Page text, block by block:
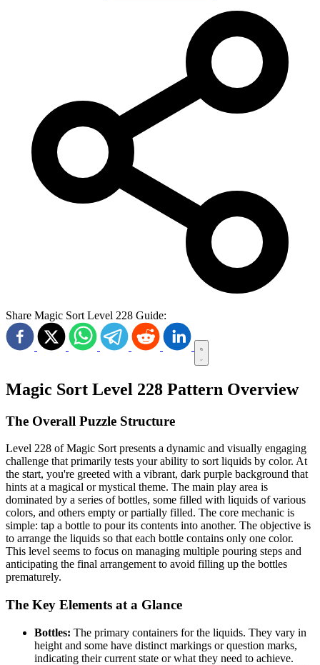
Share Magic Sort Level 228 Guide:
Magic Sort Level 228 Pattern Overview
The Overall Puzzle Structure
Level 228 of Magic Sort presents a dynamic and visually engaging
challenge that primarily tests your ability to sort liquids by color. At
the start, you're greeted with a vibrant, dark purple background that
hints at a magical or mystical theme. The main play area is
dominated by a series of bottles, some filled with liquids of various
colors, and others empty or partially filled. The core mechanic is
simple: tap a bottle to pour its contents into another. The objective is
to arrange the liquids so that each bottle contains only one color.
This level seems to focus on managing multiple pouring steps and
anticipating the final arrangement to avoid filling up the bottles
prematurely.
The Key Elements at a Glance
Bottles: The primary containers for the liquids. They vary in
height and some have distinct markings or question marks,
indicating their current state or what they need to achieve.